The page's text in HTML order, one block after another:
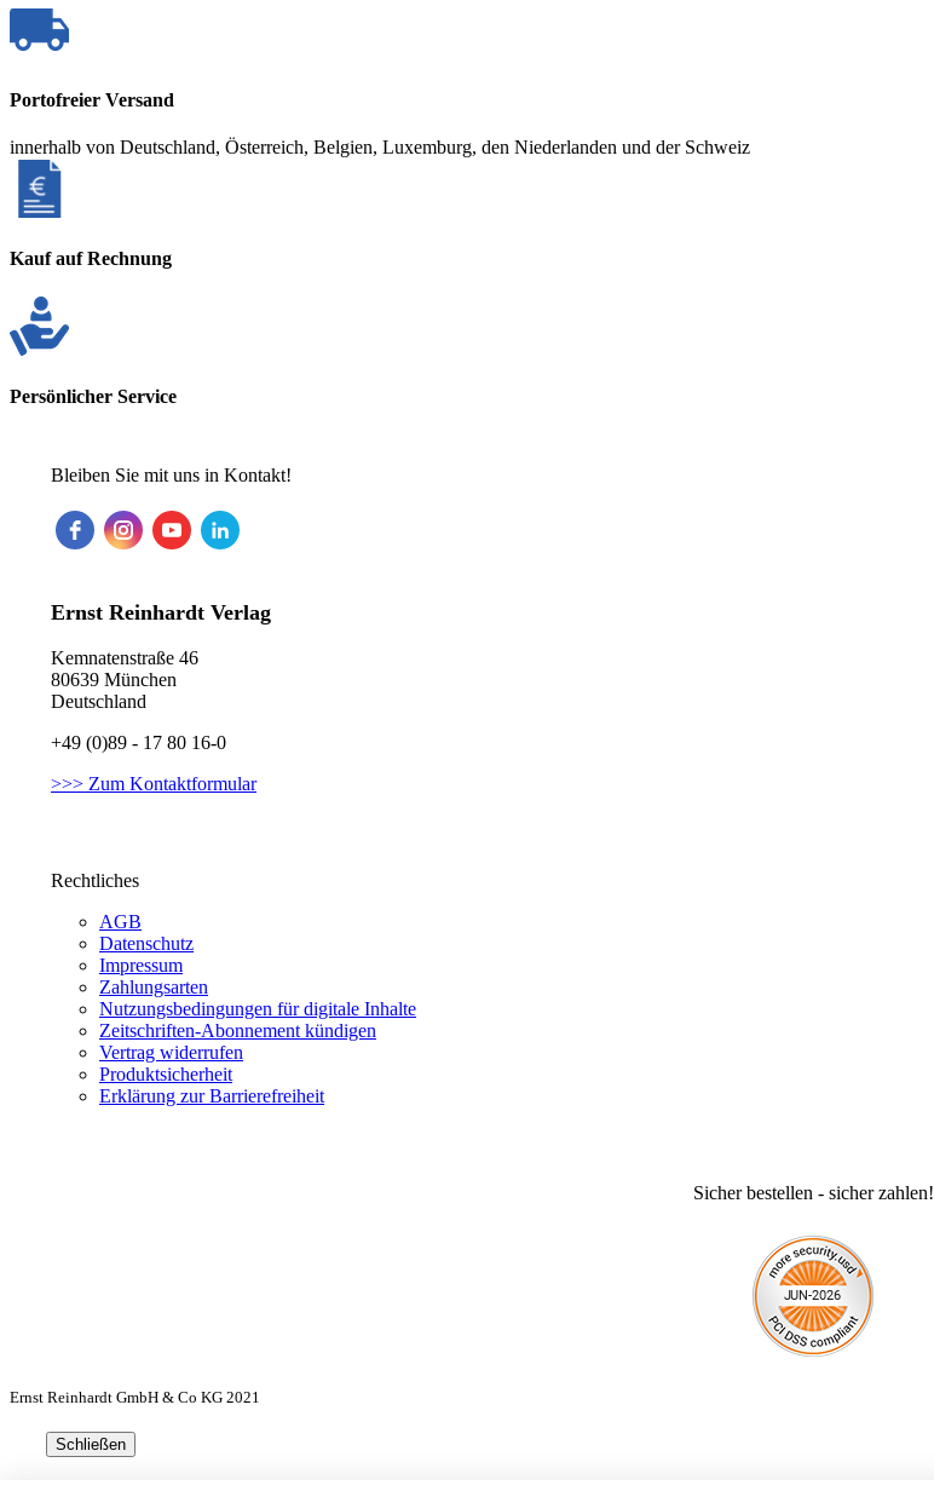
Portofreier Versand
innerhalb von Deutschland, Österreich, Belgien, Luxemburg, den Niederlanden und der Schweiz
Kauf auf Rechnung
Persönlicher Service
Bleiben Sie mit uns in Kontakt!
Ernst Reinhardt Verlag
Kemnatenstraße 46
80639 München
Deutschland
+49 (0)89 - 17 80 16-0
>>> Zum Kontaktformular
Rechtliches
AGB
Datenschutz
Impressum
Zahlungsarten
Nutzungsbedingungen für digitale Inhalte
Zeitschriften-Abonnement kündigen
Vertrag widerrufen
Produktsicherheit
Erklärung zur Barrierefreiheit
Sicher bestellen - sicher zahlen!
Ernst Reinhardt GmbH & Co KG 2021
Schließen